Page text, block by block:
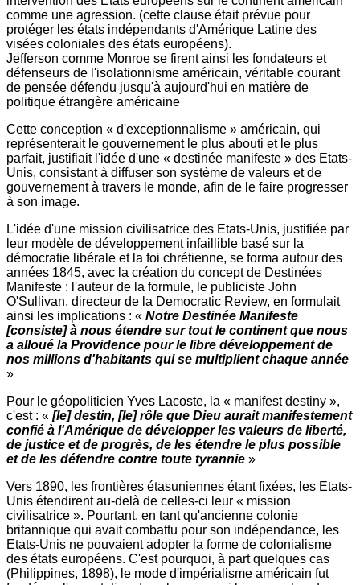
comme une agression. (cette clause était prévue pour
protéger les états indépendants d'Amérique Latine des
visées coloniales des états européens).
Jefferson comme Monroe se firent ainsi les fondateurs et
défenseurs de l'isolationnisme américain, véritable courant
de pensée défendu jusqu'à aujourd'hui en matière de
politique étrangère américaine
Cette conception « d'exceptionnalisme » américain, qui
représenterait le gouvernement le plus abouti et le plus
parfait, justifiait l'idée d'une « destinée manifeste » des Etats-
Unis, consistant à diffuser son système de valeurs et de
gouvernement à travers le monde, afin de le faire progresser
à son image.
L'idée d'une mission civilisatrice des Etats-Unis, justifiée par
leur modèle de développement infaillible basé sur la
démocratie libérale et la foi chrétienne, se forma autour des
années 1845, avec la création du concept de Destinées
Manifeste : l'auteur de la formule, le publiciste John
O'Sullivan, directeur de la Democratic Review, en formulait
ainsi les implications : « Notre Destinée Manifeste
[consiste] à nous étendre sur tout le continent que nous
a alloué la Providence pour le libre développement de
nos millions d'habitants qui se multiplient chaque année
»
Pour le géopoliticien Yves Lacoste, la « manifest destiny »,
c'est : « [le] destin, [le] rôle que Dieu aurait manifestement
confié à l'Amérique de développer les valeurs de liberté,
de justice et de progrès, de les étendre le plus possible
et de les défendre contre toute tyrannie »
Vers 1890, les frontières étasuniennes étant fixées, les Etats-
Unis étendirent au-delà de celles-ci leur « mission
civilisatrice ». Pourtant, en tant qu'ancienne colonie
britannique qui avait combattu pour son indépendance, les
Etats-Unis ne pouvaient adopter la forme de colonialisme
des états européens. C'est pourquoi, à part quelques cas
(Philippines, 1898), le mode d'impérialisme américain fut